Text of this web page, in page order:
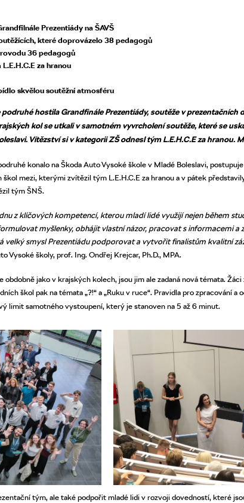
Prezentiády na ŠAVŠ
které doprovázelo 38 pedagogů
36 pedagogů
za hranou
skvělou soutěžní atmosféru
hostila Grandfinále Prezentiády, soutěže v prezentačních
kol se utkali v samotném vyvrcholení soutěže, které se
Vítězství si v kategorii ZŠ odnesl tým L.E.H.C.E za hranou.
konalo na Škoda Auto Vysoké škole v Mladé Boleslavi,
mezi, kterými zvítězil tým L.E.H.C.E za hranou a v pátek
tým ŠNŠ.
z klíčových kompetencí, kterou mladí lidé využijí nejen během
myšlenky, obhájit vlastní názor, pracovat s informacemi a
velký smysl Prezentiádu podporovat a vytvořit finalistům kvalitní
Vysoké školy, prof. Ing. Ondřej Krejcar, Ph.D., MPA.
jako v krajských kolech, jsou jim ale zadaná nová témata.
škol pak na témata „?!“ a „Ruku v ruce“. Pravidla pro zpracování
limit samotného vystoupení, který je stanoven na 5 až 6 minut.
tým, ale také podpořit mladé lidi v rozvoji dovedností, které